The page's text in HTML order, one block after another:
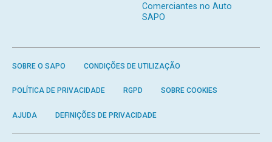
Comerciantes no Auto
SAPO
SOBRE O SAPO CONDIÇÕES DE UTILIZAÇÃO
POLÍTICA DE PRIVACIDADE RGPD SOBRE COOKIES
AJUDA DEFINIÇÕES DE PRIVACIDADE